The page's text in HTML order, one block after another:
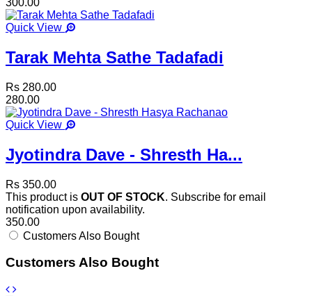
300.00
Quick View
Tarak Mehta Sathe Tadafadi
Rs 280.00
280.00
Quick View
Jyotindra Dave - Shresth Ha...
Rs 350.00
This product is OUT OF STOCK. Subscribe for email
notification upon availability.
350.00
Customers Also Bought
Customers Also Bought